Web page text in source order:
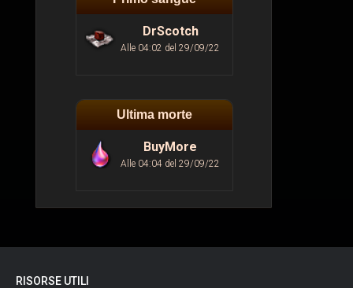
DrScotch
Alle 04:02 del 29/09/22
Ultima morte
BuyMore
Alle 04:04 del 29/09/22
RISORSE UTILI